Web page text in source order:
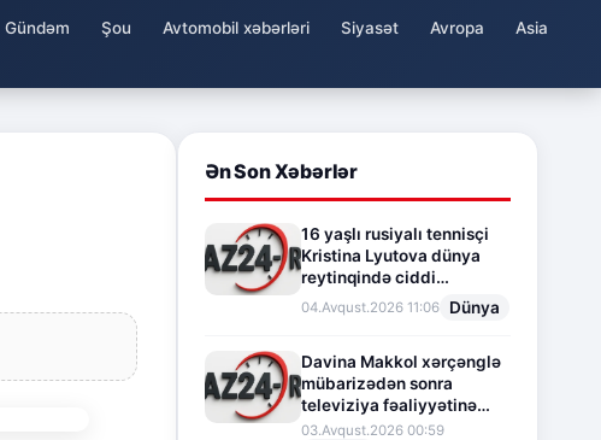
Gündəm Şou Avtomobil xəbərləri Siyasət Avropa
Asia
Ən Son Xəbərlər
16 yaşlı rusiyalı tennisçi
Kristina Lyutova dünya
reytinqində ciddi
irəliləyişə imza atdı
04.Avqust.2026 11:06 Dünya
Davina Makkol xərçənglə
mübarizədən sonra
televiziya fəaliyyətinə
fasilə verir
03.Avqust.2026 00:59